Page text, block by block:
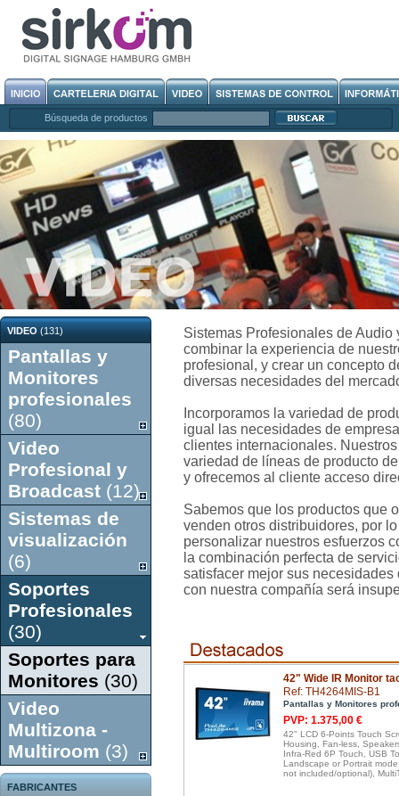
Búsqueda de productos
VIDEO(131)
Pantallas y
Monitores
profesionales
(80)
Video
Profesional y
Broadcast (12)
Sistemas de
visualización
(6)
Soportes
Profesionales
(30)
Soportes para
Monitores (30)
Video
Multizona -
Multiroom (3)
FABRICANTES
Sistemas Profesionales de
combinar la experiencia de
profesional, y crear un concepto
diversas necesidades del
Incorporamos la variedad de
igual las necesidades de
clientes internacionales.
variedad de líneas de producto
y ofrecemos al cliente acceso
Sabemos que los productos que
venden otros distribuidores, por
personalizar nuestros esfuerzos
la combinación perfecta de
satisfacer mejor sus
con nuestra compañía será
42" Wide IR Monitor
Ref: TH4264MIS-B1
Pantallas y Monitores
PVP: 1.375,00 €
42" LCD 6-Points Touch
Housing, Fan-less,
Infra-Red 6P Touch, USB
Landscape or Portrait
not included/optional),